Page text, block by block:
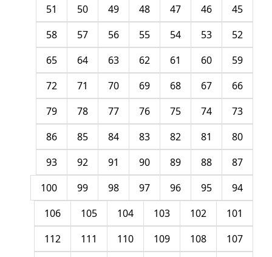
45
46
47
48
49
50
51
52
53
54
55
56
57
58
59
60
61
62
63
64
65
66
67
68
69
70
71
72
73
74
75
76
77
78
79
80
81
82
83
84
85
86
87
88
89
90
91
92
93
94
95
96
97
98
99
100
101
102
103
104
105
106
107
108
109
110
111
112